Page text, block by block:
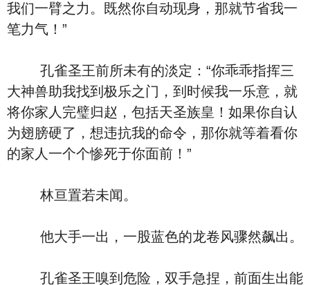
我们一臂之力。既然你自动现身，那就节省我一
笔力气！”
孔雀圣王前所未有的淡定：“你乖乖指挥三
大神兽助我找到极乐之门，到时候我一乐意，就
将你家人完璧归赵，包括天圣族皇！如果你自认
为翅膀硬了，想违抗我的命令，那你就等着看你
的家人一个个惨死于你面前！”
林亘置若未闻。
他大手一出，一股蓝色的龙卷风骤然飙出。
孔雀圣王嗅到危险，双手急捏，前面生出能